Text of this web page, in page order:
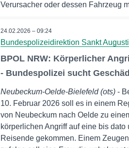
Verursacher oder dessen Fahrzeug
24.02.2026 – 09:24
Bundespolizeidirektion Sankt
BPOL NRW: Körperlicher
- Bundespolizei sucht
Neubeckum-Oelde-Bielefeld (ots) -
10. Februar 2026 soll es in einem
von Neubeckum nach Oelde zu
körperlichen Angriff auf eine bis dato
Reisende gekommen. Einem